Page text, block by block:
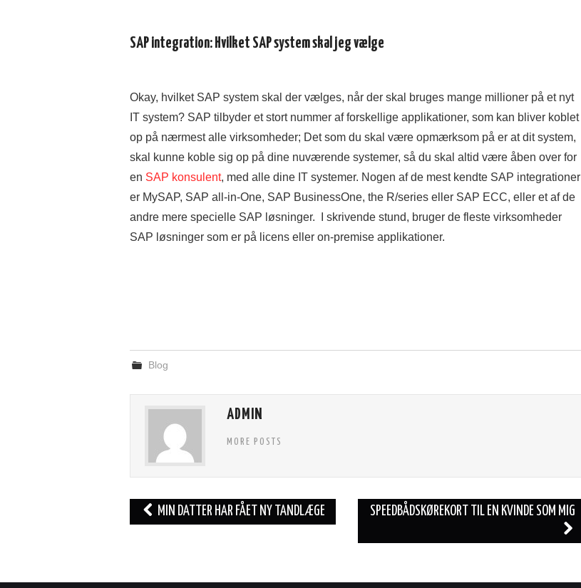
SAP integration: Hvilket SAP system skal jeg vælge
Okay, hvilket SAP system skal der vælges, når der skal bruges mange millioner på et nyt
IT system? SAP tilbyder et stort nummer af forskellige applikationer, som kan bliver koblet
op på nærmest alle virksomheder; Det som du skal være opmærksom på er at dit system,
skal kunne koble sig op på dine nuværende systemer, så du skal altid være åben over for
en SAP konsulent, med alle dine IT systemer. Nogen af de mest kendte SAP integrationer
er MySAP, SAP all-in-One, SAP BusinessOne, the R/series eller SAP ECC, eller et af de
andre mere specielle SAP løsninger. I skrivende stund, bruger de fleste virksomheder
SAP løsninger som er på licens eller on-premise applikationer.
Blog
ADMIN
MORE POSTS
Post
navigation
MIN DATTER HAR FÅET NY TANDLÆGE SPEEDBÅDSKØREKORT TIL EN KVINDE SOM MIG